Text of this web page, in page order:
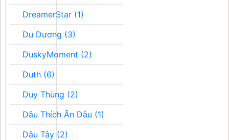
DreamerStar (1)
Du Dương (3)
DuskyMoment (2)
Duth (6)
Duy Thùng (2)
Dâu Thích Ăn Dâu (1)
Dâu Tây (2)